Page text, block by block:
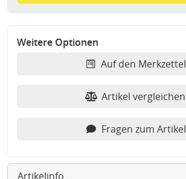
Weitere Optionen
Auf den Merkzettel
Artikel vergleichen
Fragen zum Artikel
Artikelinfo